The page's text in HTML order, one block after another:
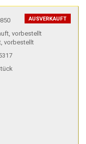
AUSVERKAUFT
vorbestellt